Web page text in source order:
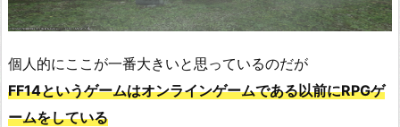
個人的にここが一番大きいと思っているのだが
FF14というゲームはオンラインゲームである以前にRPGゲ
ームをしている